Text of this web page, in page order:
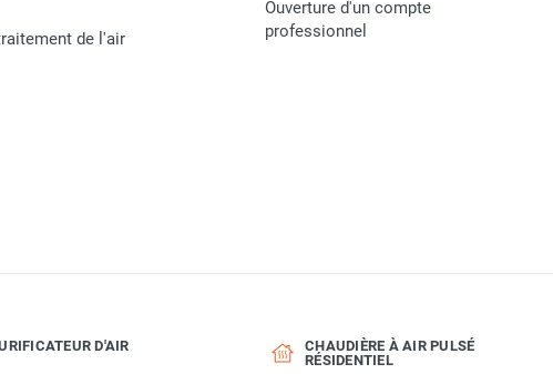
de l'air
Ouverture d'un compte
professionnel
D'AIR
CHAUDIÈRE À AIR PULSÉ
RÉSIDENTIEL